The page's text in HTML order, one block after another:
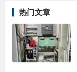
热门文章